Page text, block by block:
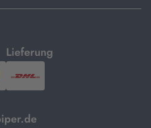
Lieferung
mit
DHL.